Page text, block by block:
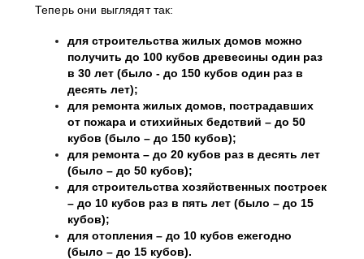
Теперь они выглядят так:
для строительства жилых домов можно
получить до 100 кубов древесины один раз
в 30 лет (было - до 150 кубов один раз в
десять лет);
для ремонта жилых домов, пострадавших
от пожара и стихийных бедствий – до 50
кубов (было – до 150 кубов);
для ремонта – до 20 кубов раз в десять лет
(было – до 50 кубов);
для строительства хозяйственных построек
– до 10 кубов раз в пять лет (было – до 15
кубов);
для отопления – до 10 кубов ежегодно
(было – до 15 кубов).